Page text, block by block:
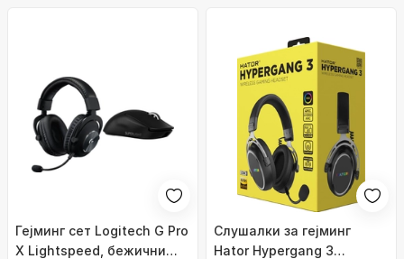
Гејминг сет Logitech G Pro
X Lightspeed, бежични
Слушалки за гејминг
Hator Hypergang 3